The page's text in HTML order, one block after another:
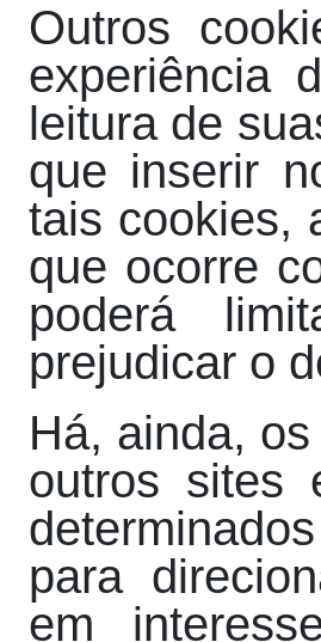
Outros
experiência
leitura de
que inserir
tais cookies,
que ocorre
poderá
prejudicar o
Há, ainda,
outros sites
para
em